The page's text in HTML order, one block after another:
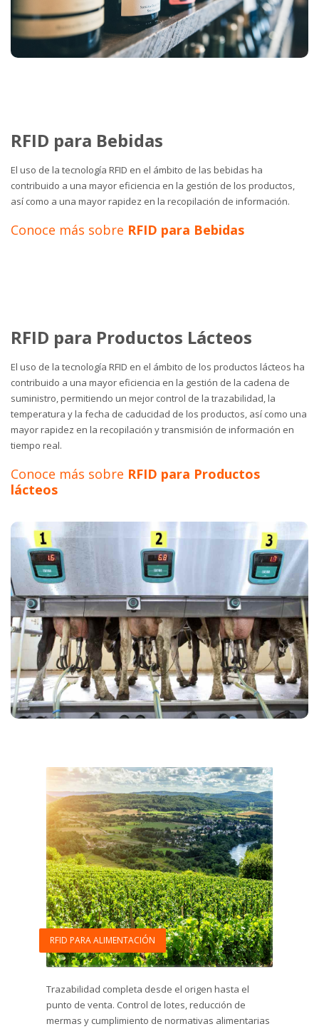
RFID para Bebidas
El uso de la tecnología RFID en el ámbito de las bebidas ha
contribuido a una mayor eficiencia en la gestión de los productos,
así como a una mayor rapidez en la recopilación de información.
Conoce más sobre RFID para Bebidas
RFID para Productos Lácteos
El uso de la tecnología RFID en el ámbito de los productos lácteos ha
contribuido a una mayor eficiencia en la gestión de la cadena de
suministro, permitiendo un mejor control de la trazabilidad, la
temperatura y la fecha de caducidad de los productos, así como una
mayor rapidez en la recopilación y transmisión de información en
tiempo real.
Conoce más sobre RFID para Productos
lácteos
RFID PARA ALIMENTACIÓN
Trazabilidad completa desde el origen hasta el
punto de venta. Control de lotes, reducción de
mermas y cumplimiento de normativas alimentarias